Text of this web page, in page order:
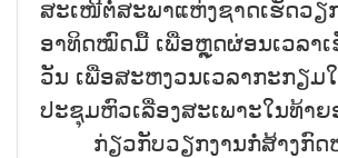
ສະເໜີຕໍ່ສະພາແຫ່ງຊາດເຮັດວຽ
ອາທິດໝົດມື້ ເພື່ອຫຼຸດຜ່ອນເວລາເ
ວັນ ເພື່ອສະຫງວນເວລາກະກຽມ
ປະຊຸມຫົວເລື່ອງສະເພາະໃນທ້າຍ
ກ່ຽວກັບວຽກງານກໍ່ສ້າງກົດ